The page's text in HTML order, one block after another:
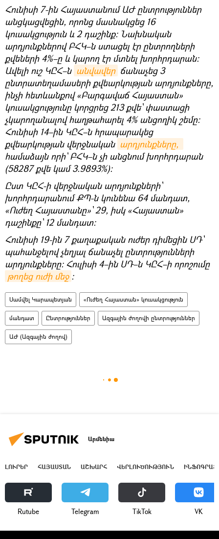
Հունիսի 7-ին Հայաստանում ԱԺ ընտրություններ
անցկացվեցին, որոնց մասնակցեց 16
կուսակցություն և 2 դաշինք։ Նախնական
արդյունքներով ԲՀԿ–ն ստացել էր ընտրողների
քվեների 4%–ը և կարող էր մտնել խորհրդարան։
Ավելի ուշ ԿԸՀ–ն անվավեր ճանաչեց 3
ընտրատեղամասերի քվեարկության արդյունքները,
ինչի հետևանքով «Բարգավաճ Հայաստան»
կուսակցությունը կորցրեց 213 քվե՝ փաստացի
չկարողանալով հաղթահարել 4% անցողիկ շեմը։
Հունիսի 14–ին ԿԸՀ–ն հրապարակեց
քվեարկության վերջնական
համաձայն որի` ԲՀԿ–ն չի անցնում խորհրդարան
(58287 քվե կամ 3.9893%)։
Ըստ ԿԸՀ-ի վերջնական արդյունքների՝
խորհրդարանում ՔՊ-ն կունենա 64 մանդատ,
«Ուժեղ Հայաստանը»՝ 29, իսկ «Հայաստան»
դաշինքը՝ 12 մանդատ:
Հունիսի 19-ին 7 քաղաքական ուժեր դիմեցին ՍԴ՝
պահանջելով չեղյալ ճանաչել ընտրությունների
արդյունքները։ Հուլիսի 4–ին ՍԴ–ն ԿԸՀ–ի որոշումը
թողեց ուժի մեջ ։
Սամվել Կարապետյան «Ուժեղ Հայաստան» կուսակցություն
մանդատ Ընտրություններ Ազգային ժողովի ընտրություններ
ԱԺ (Ազգային ժողով)
Արմենիա
ԼՈՒՐԵՐ ՀԱՅԱՍՏԱՆ ԱՇԽԱՐՀ ՎԵՐԼՈՒԾՈՒԹՅՈՒՆ
Rutube Telegram ТikТоk VK